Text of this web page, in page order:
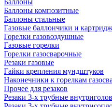
Баллоны
Баллоны композитные
Баллоны стальные
Газовые баллончики и
Горелки газовоздушные
Газовые горелки
Горелки газосварочные
Резаки газовые
Гайки крепления мундштуков
Наконечники к горелкам
Прочее для резаков
Резаки 3-х трубные